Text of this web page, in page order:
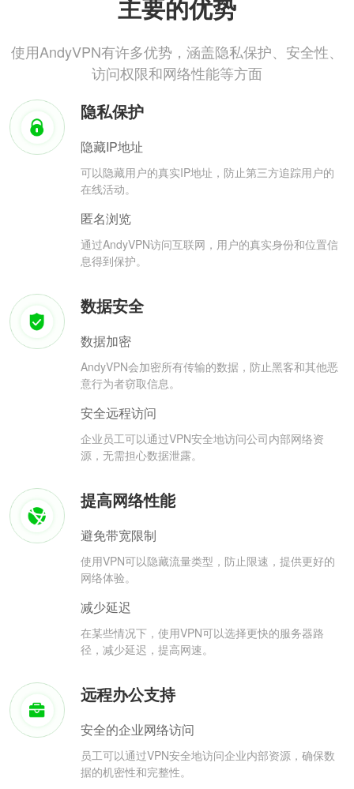
主要的优势
使用AndyVPN有许多优势，涵盖隐私保护、安全性、
访问权限和网络性能等方面
隐私保护
隐藏IP地址
可以隐藏用户的真实IP地址，防止第三方追踪用户的
在线活动。
匿名浏览
通过AndyVPN访问互联网，用户的真实身份和位置信
息得到保护。
数据安全
数据加密
AndyVPN会加密所有传输的数据，防止黑客和其他恶
意行为者窃取信息。
安全远程访问
企业员工可以通过VPN安全地访问公司内部网络资
源，无需担心数据泄露。
提高网络性能
避免带宽限制
使用VPN可以隐藏流量类型，防止限速，提供更好的
网络体验。
减少延迟
在某些情况下，使用VPN可以选择更快的服务器路
径，减少延迟，提高网速。
远程办公支持
安全的企业网络访问
员工可以通过VPN安全地访问企业内部资源，确保数
据的机密性和完整性。